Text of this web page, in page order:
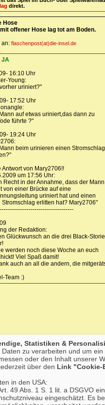
direkt.
Hose
mit offener Hose lag tot am Boden.
an: flaschenpost(at)die-insel.de
JA
16:10 Uhr
Young:
uriniert?"
17:52 Uhr
auf etwas uriniert,das dann zu
führte ?"
19:24 Uhr
beim urinieren einen Stromschlag
Antwort von Mary2706!!
um 17:56 Uhr:
Recht in der Annahme, dass der
von einer Brücke auf eine
uriniert hat und einen
Stromschlag erlitten hat? Mary2706"
der Redaktion:
Glückwunsch an die drei Black-
werden noch diese Woche an euch
Viel Spaß damit!
auch an all die andern, die
Team :)
Statistiken &
zu verarbeiten und um
oder den Inhalt unserer
über den Link
in den USA:
49 Abs. 1 S. 1 lit. a DSGVO
eingeschätzt. Es